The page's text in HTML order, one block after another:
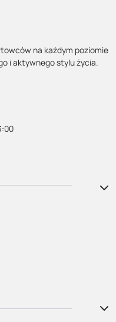
na każdym poziomie
i aktywnego stylu życia.